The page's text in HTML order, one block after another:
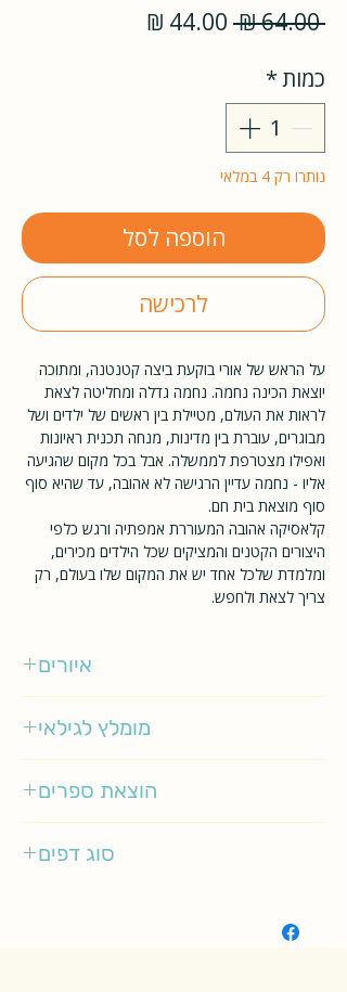
‏64.00 ‏₪
מחיר
כמות*
נותרו רק 4 במלאי
הוספה לסל
לרכישה
על הראש של אורי בוקעת ביצה קטנטנה, ומתוכה
יוצאת הכינה נחמה. נחמה גדלה ומחליטה לצאת
לראות את העולם, מטיילת בין ראשים של ילדים ושל
מבוגרים, עוברת בין מדינות, מנחה תכנית ראיונות
ואפילו מצטרפת לממשלה. אבל בכל מקום שהגיעה
אליו - נחמה עדיין הרגישה לא אהובה, עד שהיא סוף
סוף מוצאת בית חם.
קלאסיקה אהובה המעוררת אמפתיה ורגש כלפי
היצורים הקטנים והמציקים שכל הילדים מכירים,
ומלמדת שלכל אחד יש את המקום שלו בעולם, רק
צריך לצאת ולחפש.
איורים
מומלץ לגילאי
הוצאת ספרים
סוג דפים